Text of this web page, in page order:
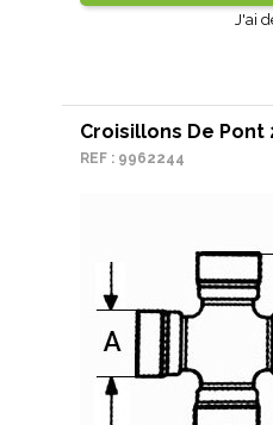
J'ai
Croisillons De Pont
REF : 9962244